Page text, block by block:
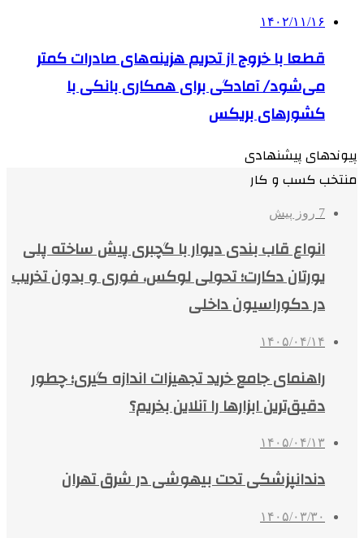
۱۴۰۲/۱۱/۱۶
قطعا با خروج از تحریم هزینه‌های صادرات کمتر
می‌شود/ آمادگی برای همکاری بانکی با
کشورهای بریکس
پیوندهای پیشنهادی
منتخب کسب و کار
7 روز پیش
انواع قاب بندی دیوار با گچبری پیش ساخته پلی
یورتان دکارت؛ تحولی لوکس، فوری و بدون تخریب
در دکوراسیون داخلی
۱۴۰۵/۰۴/۱۴
راهنمای جامع خرید تجهیزات اندازه گیری؛ چطور
دقیق‌ترین ابزارها را آنلاین بخریم؟
۱۴۰۵/۰۴/۱۳
دندانپزشکی تحت بیهوشی در شرق تهران
۱۴۰۵/۰۳/۳۰